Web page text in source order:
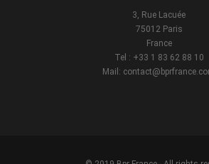
3, Rue Lacuée
75012 Paris
France
Tel : +33 1 83 62 88 10
Mail: